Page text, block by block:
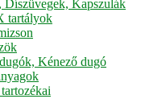
Díszüvegek, Kapszulák
tartályok
Kénező dugó